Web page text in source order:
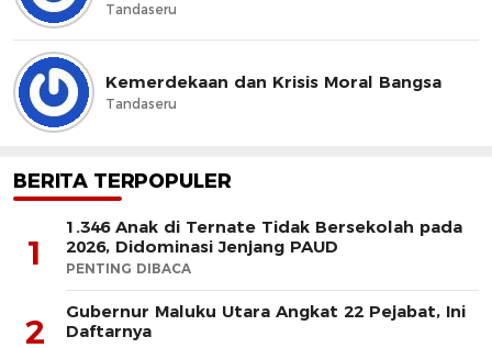
Tandaseru
Kemerdekaan dan Krisis Moral Bangsa
Tandaseru
BERITA TERPOPULER
1
1.346 Anak di Ternate Tidak Bersekolah pada
2026, Didominasi Jenjang PAUD
PENTING DIBACA
2
Gubernur Maluku Utara Angkat 22 Pejabat, Ini
Daftarnya